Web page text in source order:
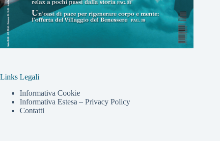
Links Legali
Informativa Cookie
Informativa Estesa – Privacy Policy
Contatti